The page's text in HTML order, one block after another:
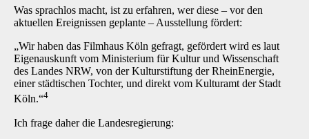
Was sprachlos macht, ist zu erfahren, wer diese – vor den
aktuellen Ereignissen geplante – Ausstellung fördert:
„Wir haben das Filmhaus Köln gefragt, gefördert wird es laut
Eigenauskunft vom Ministerium für Kultur und Wissenschaft
des Landes NRW, von der Kulturstiftung der RheinEnergie,
einer städtischen Tochter, und direkt vom Kulturamt der Stadt
Köln.“4
Ich frage daher die Landesregierung: